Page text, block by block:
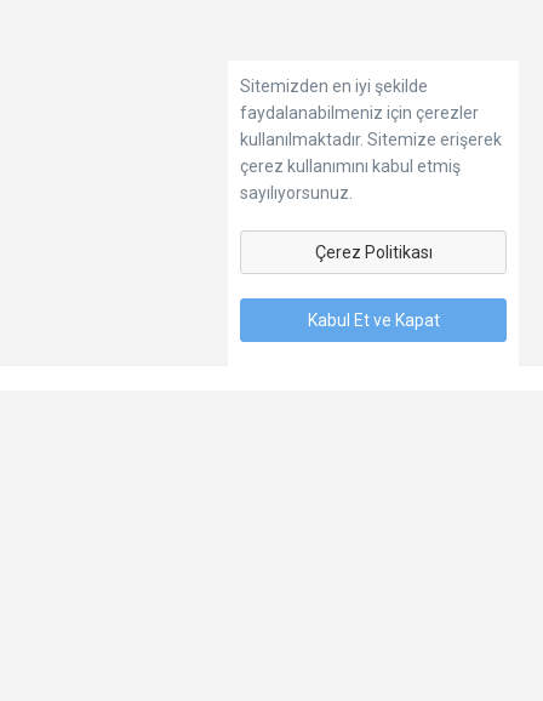
Sitemizden en iyi şekilde
faydalanabilmeniz için çerezler
kullanılmaktadır. Sitemize erişerek
çerez kullanımını kabul etmiş
sayılıyorsunuz.
Çerez Politikası
Kabul Et ve Kapat